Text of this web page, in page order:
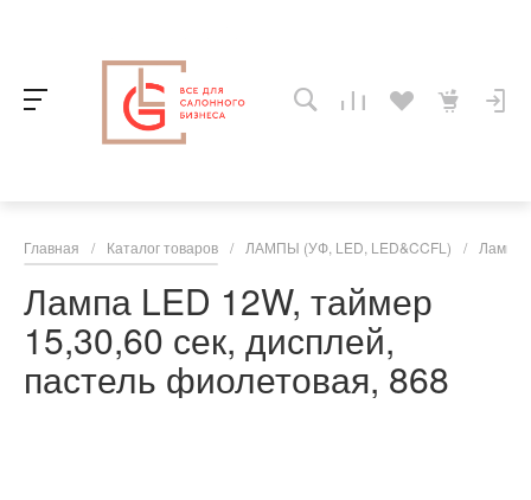
Главная / Каталог товаров / ЛАМПЫ (УФ, LED, LED&CCFL) / Лампы
Лампа LED 12W, таймер
15,30,60 сек, дисплей,
пастель фиолетовая, 868